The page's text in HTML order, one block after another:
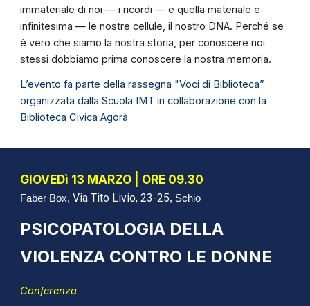
immateriale di noi — i ricordi — e quella materiale e
infinitesima — le nostre cellule, il nostro DNA. Perché se
è vero che siamo la nostra storia, per conoscere noi
stessi dobbiamo prima conoscere la nostra memoria.
L’evento fa parte della rassegna "Voci di Biblioteca”
organizzata dalla Scuola IMT in collaborazione con la
Biblioteca Civica Agorà
GIOVEDì 13 MARZO | ORE 09.30
Faber Box,Via Tito Livio, 23-25, Schio
PSICOPATOLOGIA DELLA
VIOLENZA CONTRO LE DONNE
Conferenza